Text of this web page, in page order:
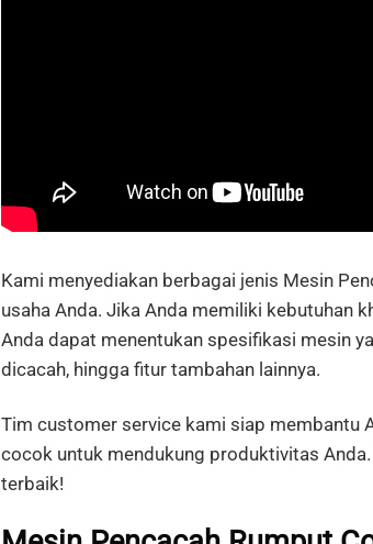
Kami menyediakan berbagai jenis Mesin
usaha Anda. Jika Anda memiliki kebutuhan
Anda dapat menentukan spesifikasi mesin
dicacah, hingga fitur tambahan lainnya.
Tim customer service kami siap membantu
cocok untuk mendukung produktivitas
terbaik!